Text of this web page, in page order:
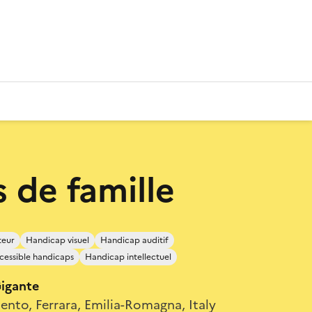
de famille
Handicap visuel
Handicap auditif
handicaps
Handicap intellectuel
Ferrara, Emilia-Romagna, Italy